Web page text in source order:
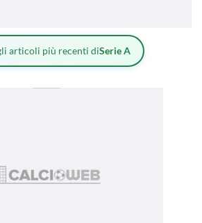
articoli più recenti diSerie A